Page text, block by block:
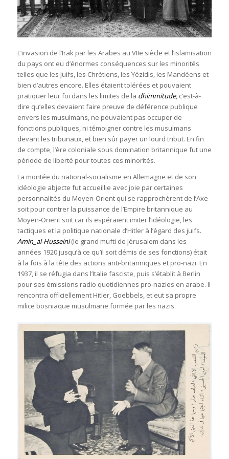
L’invasion de l’Irak par les Arabes au VIIe siècle et l’islamisation
du pays ont eu d’énormes conséquences sur les minorités
telles que les Juifs, les Chrétiens, les Yézidis, les Mandéens et
bien d’autres encore. Elles étaient tolérées et pouvaient
pratiquer leur foi dans les limites de la dhimmitude, c’est-à-
dire qu’elles devaient faire preuve de déférence publique
envers les musulmans, ne pouvaient pas occuper de
fonctions publiques, ni témoigner contre les musulmans
devant les tribunaux, et bien sûr payer un lourd tribut. En fin
de compte, l’ère coloniale sous domination britannique fut une
période de liberté pour toutes ces minorités.
La montée du national-socialisme en Allemagne et de son
idéologie abjecte fut accueillie avec joie par certaines
personnalités du Moyen-Orient qui se rapprochèrent de l’Axe
soit pour contrer la puissance de l’Empire britannique au
Moyen-Orient soit car ils espéraient imiter l’idéologie, les
tactiques et la politique nationale d’Hitler à l’égard des juifs.
Amin_al-Husseini(le grand mufti de Jérusalem dans les
années 1920 jusqu’à ce qu’il soit démis de ses fonctions) était
à la fois à la tête des actions anti-britanniques et pro-nazi. En
1937, il se réfugia dans l’Italie fasciste, puis s’établit à Berlin
pour ses émissions radio quotidiennes pro-nazies en arabe. Il
rencontra officiellement Hitler, Goebbels, et eut sa propre
milice bosniaque musulmane formée par les nazis.